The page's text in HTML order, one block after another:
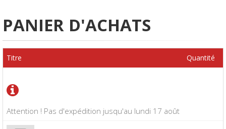
PANIER D'ACHATS
Attention ! Pas d'expédition jusqu'au lundi 17 août
Titre Quantité